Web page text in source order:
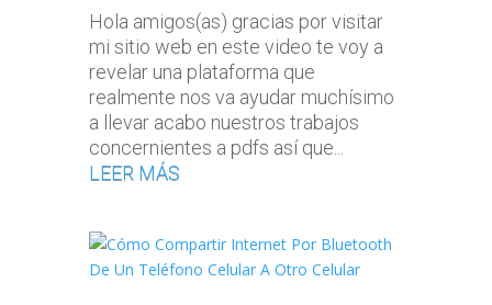
Hola amigos(as) gracias por visitar
mi sitio web en este video te voy a
revelar una plataforma que
realmente nos va ayudar muchísimo
a llevar acabo nuestros trabajos
concernientes a pdfs así que...
LEER MÁS